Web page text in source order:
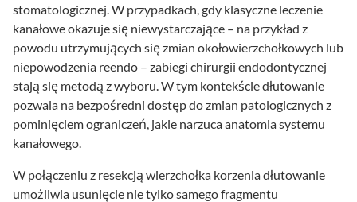
stomatologicznej. W przypadkach, gdy klasyczne leczenie
kanałowe okazuje się niewystarczające – na przykład z
powodu utrzymujących się zmian okołowierzchołkowych lub
niepowodzenia reendo – zabiegi chirurgii endodontycznej
stają się metodą z wyboru. W tym kontekście dłutowanie
pozwala na bezpośredni dostęp do zmian patologicznych z
pominięciem ograniczeń, jakie narzuca anatomia systemu
kanałowego.
W połączeniu z resekcją wierzchołka korzenia dłutowanie
umożliwia usunięcie nie tylko samego fragmentu